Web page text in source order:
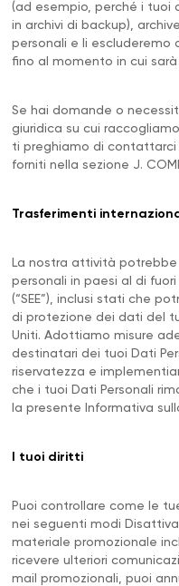
(ad esempio, perché i tuoi
in archivi di backup),
personali e li
fino al momento in cui sarà
Se hai domande o
giuridica su cui
ti preghiamo di
forniti nella sezione J.
Trasferimenti
La nostra attività
personali in paesi al di
(“SEE”), inclusi stati che
di protezione dei dati del
Uniti. Adottiamo misure
destinatari dei tuoi Dati
riservatezza e
che i tuoi Dati Personali
la presente Informativa
I tuoi diritti
Puoi controllare come le
nei seguenti modi
materiale promozionale
ricevere ulteriori
mail promozionali, puoi